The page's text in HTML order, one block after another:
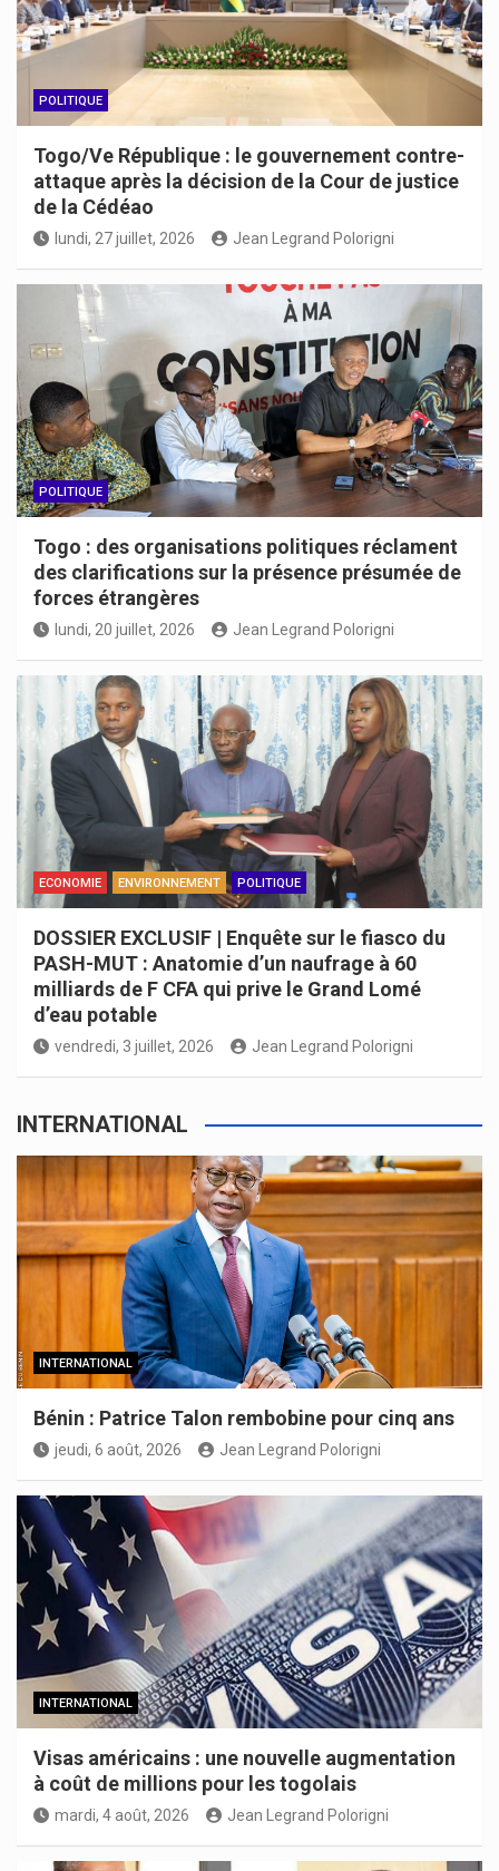
POLITIQUE
Togo/Ve République : le gouvernement contre-
attaque après la décision de la Cour de justice
de la Cédéao
lundi, 27 juillet, 2026 Jean Legrand Polorigni
POLITIQUE
Togo : des organisations politiques réclament
des clarifications sur la présence présumée de
forces étrangères
lundi, 20 juillet, 2026 Jean Legrand Polorigni
ECONOMIE ENVIRONNEMENT POLITIQUE
DOSSIER EXCLUSIF | Enquête sur le fiasco du
PASH-MUT : Anatomie d’un naufrage à 60
milliards de F CFA qui prive le Grand Lomé
d’eau potable
vendredi, 3 juillet, 2026 Jean Legrand Polorigni
INTERNATIONAL
INTERNATIONAL
Bénin : Patrice Talon rembobine pour cinq ans
jeudi, 6 août, 2026 Jean Legrand Polorigni
INTERNATIONAL
Visas américains : une nouvelle augmentation
à coût de millions pour les togolais
mardi, 4 août, 2026 Jean Legrand Polorigni